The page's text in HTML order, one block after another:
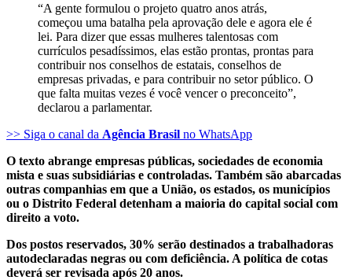
“A gente formulou o projeto quatro anos atrás,
começou uma batalha pela aprovação dele e agora ele é
lei. Para dizer que essas mulheres talentosas com
currículos pesadíssimos, elas estão prontas, prontas para
contribuir nos conselhos de estatais, conselhos de
empresas privadas, e para contribuir no setor público. O
que falta muitas vezes é você vencer o preconceito”,
declarou a parlamentar.
>> Siga o canal da Agência Brasil no WhatsApp
O texto abrange empresas públicas, sociedades de economia
mista e suas subsidiárias e controladas. Também são abarcadas
outras companhias em que a União, os estados, os municípios
ou o Distrito Federal detenham a maioria do capital social com
direito a voto.
Dos postos reservados, 30% serão destinados a trabalhadoras
autodeclaradas negras ou com deficiência. A política de cotas
deverá ser revisada após 20 anos.